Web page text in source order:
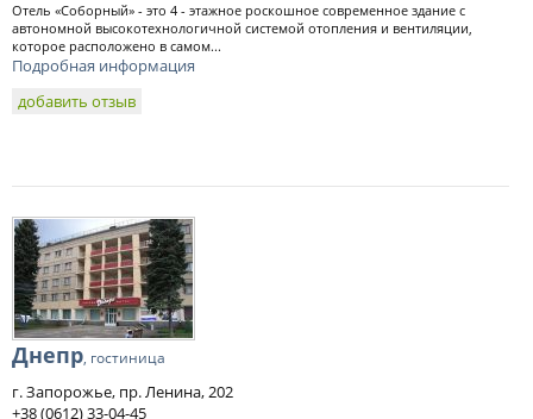
Отель «Соборный» - это 4 - этажное роскошное современное здание с
автономной высокотехнологичной системой отопления и вентиляции,
которое расположено в самом...
Подробная информация
добавить отзыв
Днепр, гостиница
г. Запорожье, пр. Ленина, 202
+38 (0612) 33-04-45